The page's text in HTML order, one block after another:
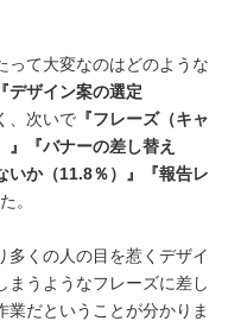
って大変なのはどのような
『デザイン案の選定
、次いで 『フレーズ（キャ
』『バナーの差し替え
いか（11.8％）』『報告レ
。
多くの人の目を惹くデザイ
まうようなフレーズに差し
業だということが分かりま